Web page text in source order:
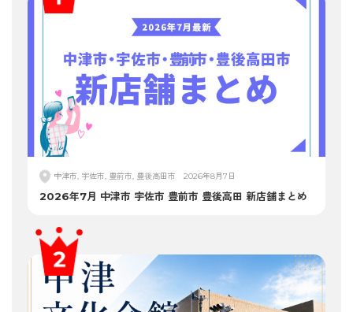
中津市, 宇佐市, 豊前市, 豊後高田市 2026年8月7日
2026年7月 中津市 宇佐市 豊前市 豊後高田 新店舗まとめ